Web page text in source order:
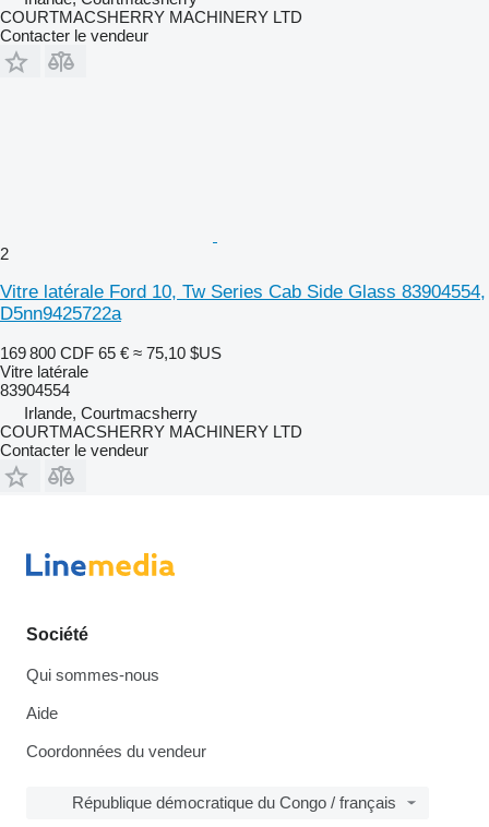
COURTMACSHERRY MACHINERY LTD
Contacter le vendeur
2
Vitre latérale Ford 10, Tw Series Cab Side Glass 83904554,
D5nn9425722a
169 800 CDF 65 € ≈ 75,10 $US
Vitre latérale
83904554
Irlande, Courtmacsherry
COURTMACSHERRY MACHINERY LTD
Contacter le vendeur
Société
Qui sommes-nous
Aide
Coordonnées du vendeur
République démocratique du Congo / français